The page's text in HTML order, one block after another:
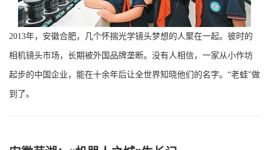
2013年，安徽合肥，几个怀揣光学镜头梦想的人聚在一起。彼时的
相机镜头市场，长期被外国品牌垄断。没有人相信，一家从小作坊
起步的中国企业，能在十余年后让全世界知晓他们的名字。“老蛙”做
到了。